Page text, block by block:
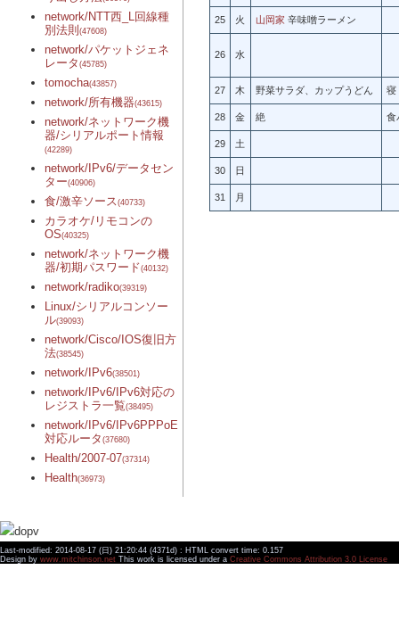
network/NTT西_L回線種
別法則(47608)
network/パケットジェネ
レータ (45785)
tomocha(43857)
network/所有機器(43615)
network/ネットワーク機
器/シリアルポート情報
(42289)
network/IPv6/データセン
ター(40906)
食/激辛ソース (40733)
カラオケ/リモコンの
OS(40325)
network/ネットワーク機
器/初期パスワード(40132)
network/radiko(39319)
Linux/シリアルコンソー
ル(39093)
network/Cisco/IOS復旧方
法(38545)
network/IPv6(38501)
network/IPv6/IPv6対応の
レジストラ一覧(38495)
network/IPv6/IPv6PPPoE
対応ルータ (37680)
Health/2007-07(37314)
Health(36973)
25 火 山岡家 辛味噌ラーメン
26 水
27 木 野菜サラダ、カップうどん 寝
28 金 絶 食
29 土
30 日
31 月
Last-modified: 2014-08-17 (日) 21:20:44 (4371d) : HTML convert time: 0.157
Design by www.mitchinson.net This work is licensed under a Creative Commons Attribution 3.0 License